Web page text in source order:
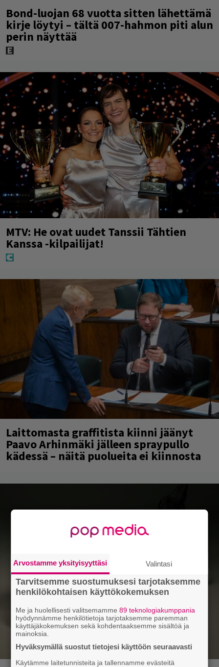
Bond-luojan 68 vuotta sitten lähettämä
kirje löytyi – tältä 007-hahmon piti alun
perin näyttää
MTV: He ovat uudet Tanssii Tähtien
Kanssa -kilpailijat!
Laittomasta graffitista kiinni jäänyt
Paavo Arhinmäki jälleen spraypullo
kädessä – näitä puolueita ei kiinnosta
Arvostamme yksityisyyttäsi Valintasi
Tarvitsemme suostumuksesi tarjotaksemme
henkilökohtaisen käyttökokemuksen
Me ja huolellisesti valitsemamme89 teknologiakumppania
hyödynnämme henkilötietoja tarjotaksemme paremman
käyttäjäkokemuksen sekä kohdentaaksemme sisältöä ja
mainoksia.
Hyväksymällä suostut tietojesi käyttöön seuraavasti
Käytämme laitetunnisteita ja tallennamme evästeitä